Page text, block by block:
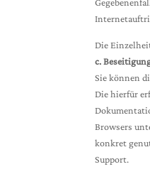
Die
c.
Sie können
Die hierfür
Browsers
konkret
Support.